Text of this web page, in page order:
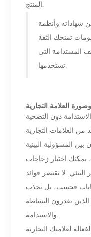
المنتج.
وأنظمة
تمنحك الثقة
المستدامة التي
تستخدمها.
العلامة التجارية
دون التضحية
العلامات التجارية
المسؤولية البيئية
يمكنك اختيار زجاجات
البيئي. لا تقتصر فوائد
فحسب، بل تجذب
يقدرون البساطة
والاستدامة.